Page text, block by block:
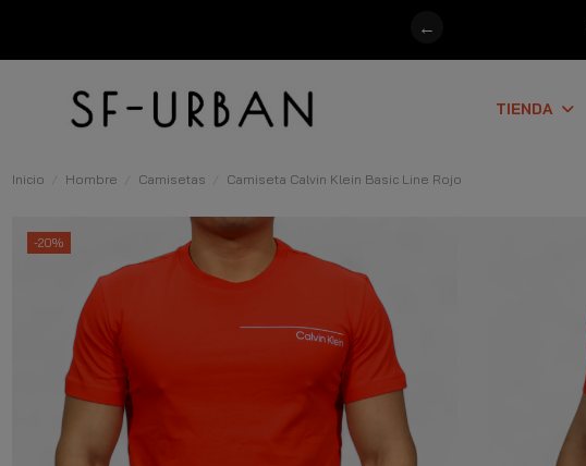
←
TIENDA
Inicio Hombre Camisetas Camiseta Calvin Klein Basic Line Rojo
-20%